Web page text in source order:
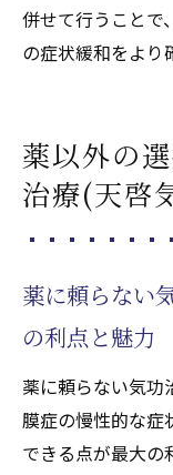
併せて行うことで
の症状緩和をより
薬以外の
治療(天啓
薬に頼らない
の利点と魅力
薬に頼らない気
膜症の慢性的な症
できる点が最大の